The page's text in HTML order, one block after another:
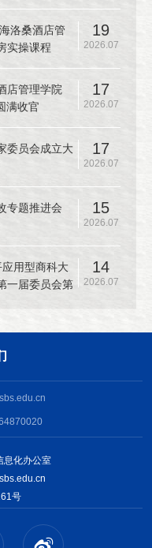
19
2026.07
洛桑酒店管
实操课程
17
2026.07
店管理学院
满收官
17
2026.07
委员会成立大
15
2026.07
专题推进会
14
2026.07
用型商科大
一届委员会第
息化办公室
号